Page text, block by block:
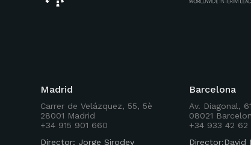
Madrid
Carrer de Velázquez, 55, 5è
28001 Madrid
+34 915 901 660
Director: Jorge Sirodey
Barcelona
Av. Diagonal,
08021
+34 933 42 62
Director:David